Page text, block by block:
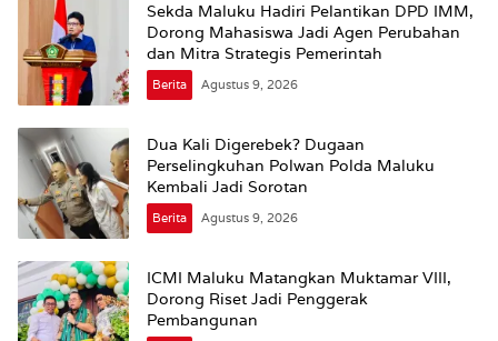
Sekda Maluku Hadiri Pelantikan DPD IMM,
Dorong Mahasiswa Jadi Agen Perubahan
dan Mitra Strategis Pemerintah
Berita Agustus 9, 2026
Dua Kali Digerebek? Dugaan
Perselingkuhan Polwan Polda Maluku
Kembali Jadi Sorotan
Berita Agustus 9, 2026
ICMI Maluku Matangkan Muktamar VIII,
Dorong Riset Jadi Penggerak
Pembangunan